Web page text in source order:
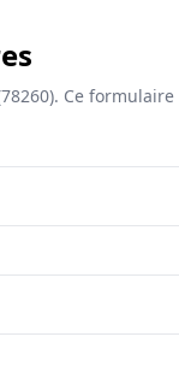
Ce